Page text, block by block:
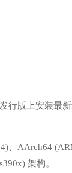
行版上安装最
、AArch64
架构。